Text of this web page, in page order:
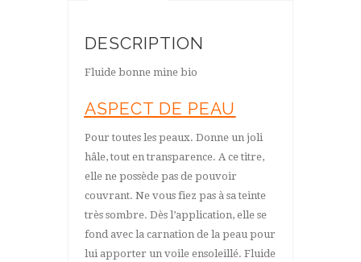
DESCRIPTION
Fluide bonne mine bio
ASPECT DE PEAU
Pour toutes les peaux. Donne un joli
hâle, tout en transparence. A ce titre,
elle ne possède pas de pouvoir
couvrant. Ne vous fiez pas à sa teinte
très sombre. Dès l’application, elle se
fond avec la carnation de la peau pour
lui apporter un voile ensoleillé. Fluide